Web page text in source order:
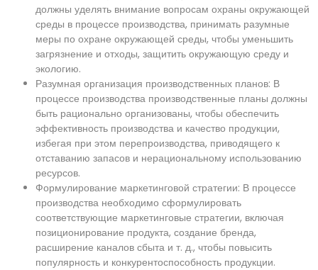
должны уделять внимание вопросам охраны окружающей
среды в процессе производства, принимать разумные
меры по охране окружающей среды, чтобы уменьшить
загрязнение и отходы, защитить окружающую среду и
экологию.
Разумная организация производственных планов: В
процессе производства производственные планы должны
быть рационально организованы, чтобы обеспечить
эффективность производства и качество продукции,
избегая при этом перепроизводства, приводящего к
отставанию запасов и нерациональному использованию
ресурсов.
Формулирование маркетинговой стратегии: В процессе
производства необходимо сформулировать
соответствующие маркетинговые стратегии, включая
позиционирование продукта, создание бренда,
расширение каналов сбыта и т. д., чтобы повысить
популярность и конкурентоспособность продукции.